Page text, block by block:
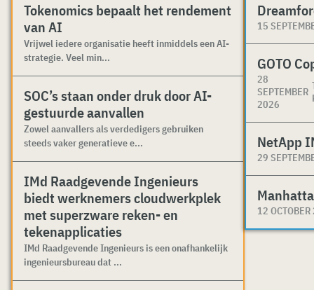
Tokenomics bepaalt het rendement
van AI
Vrijwel iedere organisatie heeft inmiddels een AI-
strategie. Veel min...
SOC’s staan onder druk door AI-
gestuurde aanvallen
Zowel aanvallers als verdedigers gebruiken
steeds vaker generatieve e...
IMd Raadgevende Ingenieurs
biedt werknemers cloudwerkplek
met superzware reken- en
tekenapplicaties
IMd Raadgevende Ingenieurs is een onafhankelijk
ingenieursbureau dat ...
15
GOTO
28
SEPTEMBER
2026
NetApp
29
12